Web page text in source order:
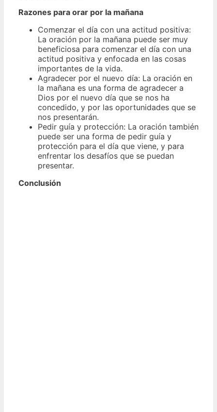
Razones para orar por la mañana
Comenzar el día con una actitud positiva:
La oración por la mañana puede ser muy
beneficiosa para comenzar el día con una
actitud positiva y enfocada en las cosas
importantes de la vida.
Agradecer por el nuevo día: La oración en
la mañana es una forma de agradecer a
Dios por el nuevo día que se nos ha
concedido, y por las oportunidades que se
nos presentarán.
Pedir guía y protección: La oración también
puede ser una forma de pedir guía y
protección para el día que viene, y para
enfrentar los desafíos que se puedan
presentar.
Conclusión